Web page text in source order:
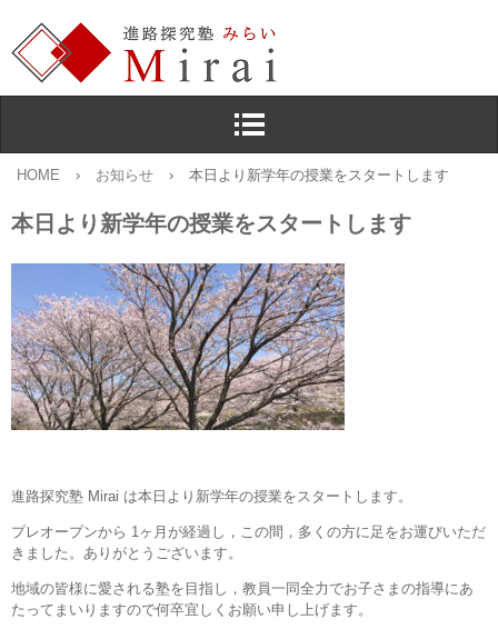
HOME › お知らせ › 本日より新学年の授業をスタートします
本日より新学年の授業をスタートします
進路探究塾 Mirai は本日より新学年の授業をスタートします。
プレオープンから 1ヶ月が経過し，この間，多くの方に足をお運びいただ
きました。ありがとうございます。
地域の皆様に愛される塾を目指し，教員一同全力でお子さまの指導にあ
たってまいりますので何卒宜しくお願い申し上げます。